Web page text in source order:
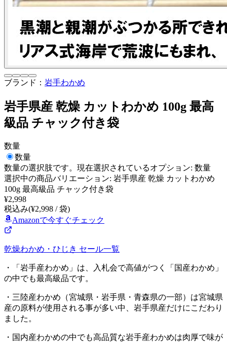
ブランド： 岩手わかめ
岩手県産 乾燥 カットわかめ 100g 最高
級品 チャック付き袋
数量
数量
数量の選択肢です。現在選択されているオプション: 数量
選択中の商品バリエーション: 岩手県産 乾燥 カットわかめ
100g 最高級品 チャック付き袋
¥2,998
税込み(¥2,998 / 袋)
Amazonで今すぐチェック
乾燥わかめ・ひじき セール一覧
・「岩手産わかめ」は、入札会で高値がつく「国産わかめ」
の中でも最高級品です。
・三陸産わかめ（宮城県・岩手県・青森県の一部）は宮城県
産の原料が使用される事が多い中、岩手県産だけにこだわり
ました。
・国内産わかめの中でも高品質な岩手産わかめは肉厚で味が